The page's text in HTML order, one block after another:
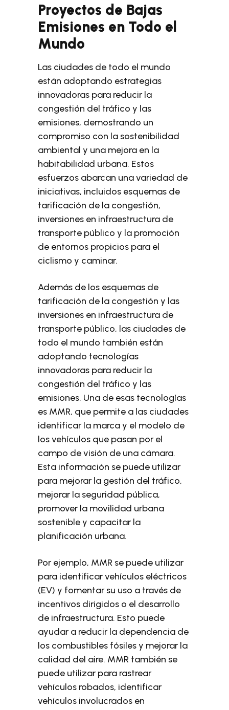
Proyectos de Bajas
Emisiones en Todo el
Mundo
Las ciudades de todo el mundo
están adoptando estrategias
innovadoras para reducir la
congestión del tráfico y las
emisiones, demostrando un
compromiso con la sostenibilidad
ambiental y una mejora en la
habitabilidad urbana. Estos
esfuerzos abarcan una variedad de
iniciativas, incluidos esquemas de
tarificación de la congestión,
inversiones en infraestructura de
transporte público y la promoción
de entornos propicios para el
ciclismo y caminar.
Además de los esquemas de
tarificación de la congestión y las
inversiones en infraestructura de
transporte público, las ciudades de
todo el mundo también están
adoptando tecnologías
innovadoras para reducir la
congestión del tráfico y las
emisiones. Una de esas tecnologías
es MMR, que permite a las ciudades
identificar la marca y el modelo de
los vehículos que pasan por el
campo de visión de una cámara.
Esta información se puede utilizar
para mejorar la gestión del tráfico,
mejorar la seguridad pública,
promover la movilidad urbana
sostenible y capacitar la
planificación urbana.
Por ejemplo, MMR se puede utilizar
para identificar vehículos eléctricos
(EV) y fomentar su uso a través de
incentivos dirigidos o el desarrollo
de infraestructura. Esto puede
ayudar a reducir la dependencia de
los combustibles fósiles y mejorar la
calidad del aire. MMR también se
puede utilizar para rastrear
vehículos robados, identificar
vehículos involucrados en